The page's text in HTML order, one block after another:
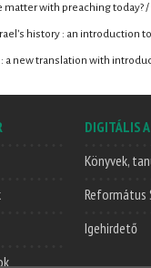
matter with preaching today? /
history : an introduction
: a new translation with
DIGITÁLIS
Könyvek,
Református
Igehirdető